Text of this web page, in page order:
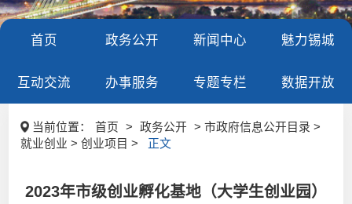
首页 政务公开 新闻中心 魅力锡城
互动交流 办事服务 专题专栏 数据开放
当前位置： 首页 > 政务公开
> 市政府信息公开目录 >
就业创业 > 创业项目 >
正文
2023年市级创业孵化基地（大学生创业园）